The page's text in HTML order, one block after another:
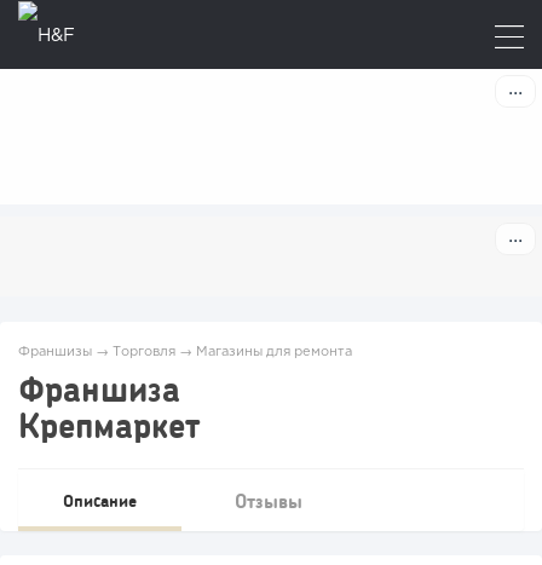
Франшизы → Торговля → Магазины для ремонта
Франшиза
Крепмаркет
Описание Отзывы